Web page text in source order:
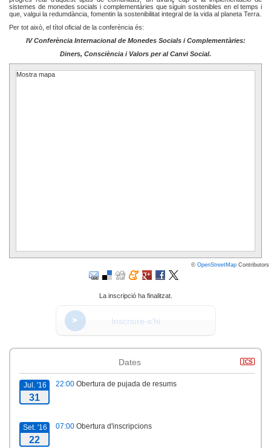
sistemes de monedes socials i complementàries que siguin sostenibles en el temps i
que, valgui la redumdància, fomentin la sostenibilitat integral de la vida al planeta Terra.
Per tot això, el títol oficial de la conferència és:
IV Conferència Internacional de Monedes Socials i Complementàries:
Diners, Consciència i Valors per al Canvi Social.
Mostra mapa
© OpenStreetMap Contributors
La inscripció ha finalitzat.
Inscriure-s'hi
Dates
Jul. '16
31
22:00 Obertura de pujada de resums
Set. '16
22
07:00 Obertura d'inscripcions